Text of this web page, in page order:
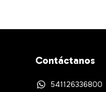
Contáctanos
541126336800